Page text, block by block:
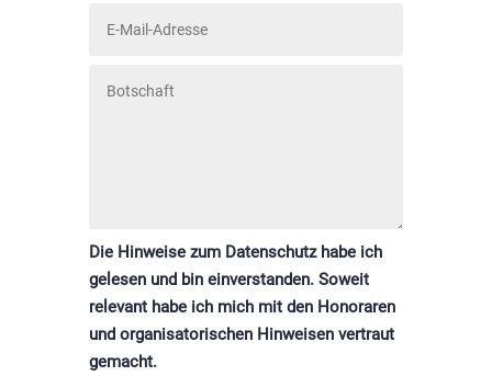
Die Hinweise zum Datenschutz habe ich
gelesen und bin einverstanden. Soweit
relevant habe ich mich mit den Honoraren
und organisatorischen Hinweisen vertraut
gemacht.